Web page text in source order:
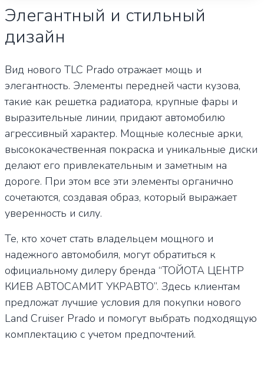
Элегантный и стильный
дизайн
Вид нового TLC Prado отражает мощь и
элегантность. Элементы передней части кузова,
такие как решетка радиатора, крупные фары и
выразительные линии, придают автомобилю
агрессивный характер. Мощные колесные арки,
высококачественная покраска и уникальные диски
делают его привлекательным и заметным на
дороге. При этом все эти элементы органично
сочетаются, создавая образ, который выражает
уверенность и силу.
Те, кто хочет стать владельцем мощного и
надежного автомобиля, могут обратиться к
официальному дилеру бренда “ТОЙОТА ЦЕНТР
КИЕВ АВТОСАМИТ УКРАВТО”. Здесь клиентам
предложат лучшие условия для покупки нового
Land Cruiser Prado и помогут выбрать подходящую
комплектацию с учетом предпочтений.